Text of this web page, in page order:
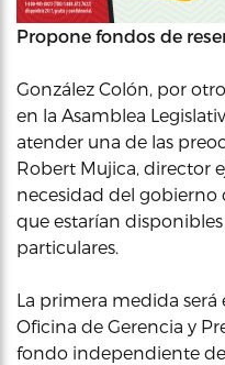
Propone fondos de
González Colón, por
en la Asamblea
atender una de las
Robert Mujica, director
necesidad del gobierno
que estarían
particulares.
La primera medida será
Oficina de Gerencia y
fondo independiente